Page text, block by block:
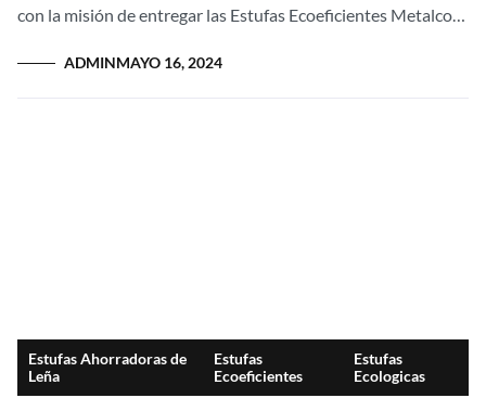
con la misión de entregar las Estufas Ecoeficientes Metalcof,
ADMINMAYO 16, 2024
Estufas Ahorradoras de
Leña
Estufas
Ecoeficientes
Estufas
Ecologicas